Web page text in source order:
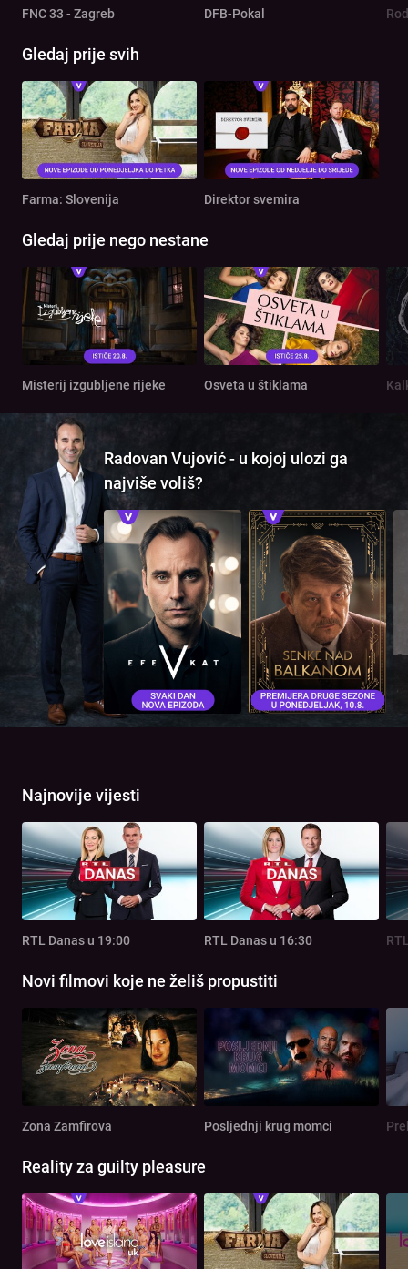
FNC 33 - Zagreb DFB-Pokal
Gledaj prije svih
Farma: Slovenija Direktor svemira
Gledaj prije nego nestane
Misterij izgubljene rijeke Osveta u štiklama
Radovan Vujović - u kojoj ulozi ga
najviše voliš?
Najnovije vijesti
RTL Danas u 19:00 RTL Danas u 16:30
Novi filmovi koje ne želiš propustiti
Zona Zamfirova Posljednji krug momci
Reality za guilty pleasure